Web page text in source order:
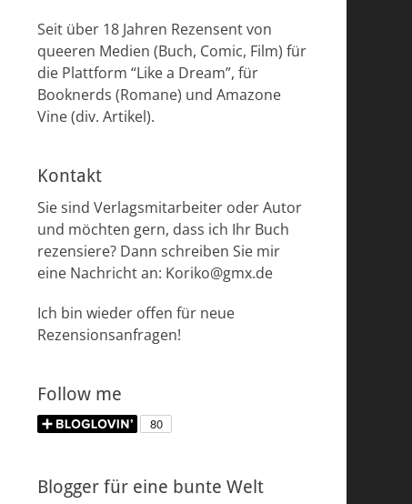
Seit über 18 Jahren Rezensent von
queeren Medien (Buch, Comic, Film) für
die Plattform “Like a Dream”, für
Booknerds (Romane) und Amazone
Vine (div. Artikel).
Kontakt
Sie sind Verlagsmitarbeiter oder Autor
und möchten gern, dass ich Ihr Buch
rezensiere? Dann schreiben Sie mir
eine Nachricht an: Koriko@gmx.de
Ich bin wieder offen für neue
Rezensionsanfragen!
Follow me
Blogger für eine bunte Welt